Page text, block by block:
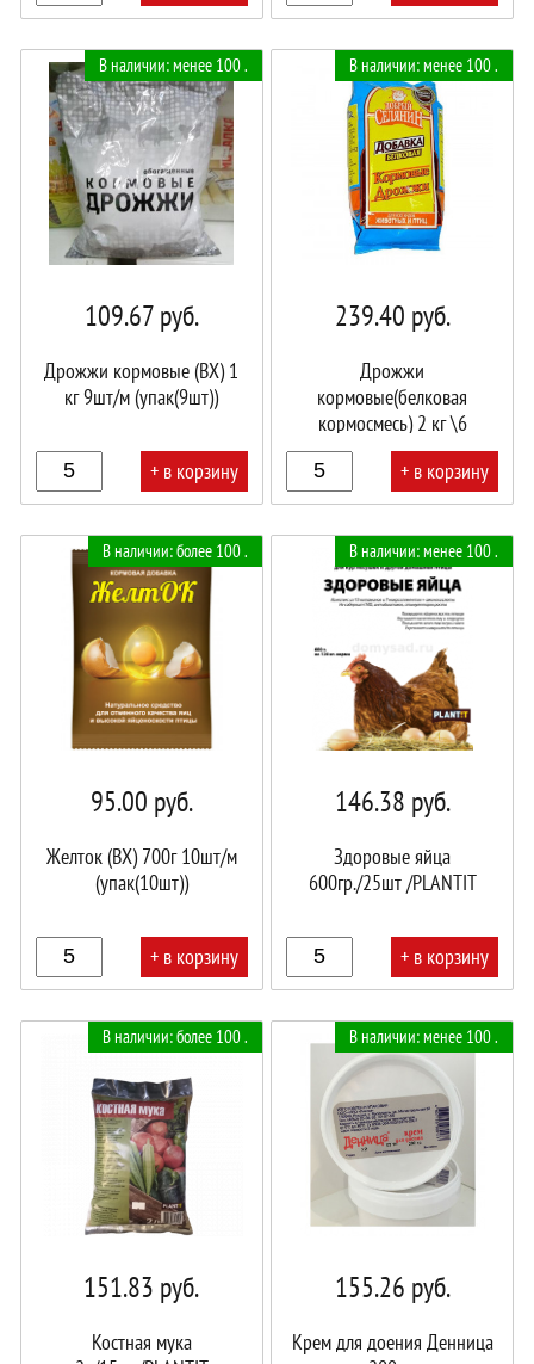
корзине!
В наличии: менее 100 .
109.67руб.
Дрожжи кормовые (ВХ) 1
кг 9шт/м (упак(9шт))
+ в корзину
корзине!
В наличии: менее 100 .
239.40 руб.
Дрожжи
кормовые(белковая
кормосмесь) 2 кг \6
Мирагро
+ в корзину
корзине!
В наличии: более 100 .
95.00 руб.
Желток (ВХ) 700г 10шт/м
(упак(10шт))
+ в корзину
В наличии: менее 100 .
146.38 руб.
Здоровые яйца
600гр./25шт /PLANTIT
+ в корзину
В наличии: более 100 .
151.83 руб.
Костная мука
В наличии: менее 100 .
155.26 руб.
Крем для доения Денница